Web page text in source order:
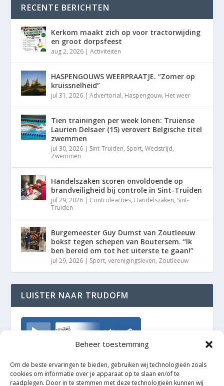
Beheer toestemming
Om de beste ervaringen te bieden, gebruiken wij technologieën zoals
cookies om informatie over je apparaat op te slaan en/of te
raadplegen. Door in te stemmen met deze technologieën kunnen wij
RECENTE BERICHTEN
Kerkom maakt zich op voor tractorwijding
en groot dorpsfeest
aug 2, 2026 |Activiteiten
HASPENGOUWS WEERPRAATJE. “Zomer op
kruissnelheid”
jul 31, 2026 |Advertorial, Haspengouw, Het weer
Tien trainingen per week lonen: Truiense
Laurien Delsaer (15) verovert Belgische titel
zwemmen
jul 30, 2026 | Sint-Truiden, Sport,Wedstrijd,
Zwemmen
Handelszaken scoren onvoldoende op
brandveiligheid bij controle in Sint-Truiden
jul 29, 2026 | Controleacties, Handelszaken, Sint-
Truiden
Burgemeester Guy Dumst van Zoutleeuw
bokst tegen schepen van Boutersem. “Ik
ben bereid om tot het uiterste te gaan!”
jul 29, 2026 | Sport,verenigingsleven, Zoutleeuw
LUISTER NAAR TRUDOFM
TrudoFM